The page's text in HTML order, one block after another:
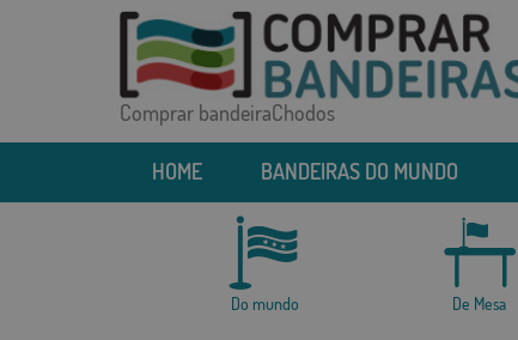
Comprar bandeiraChodos
HOME BANDEIRAS DO MUNDO
Do mundo De Mesa